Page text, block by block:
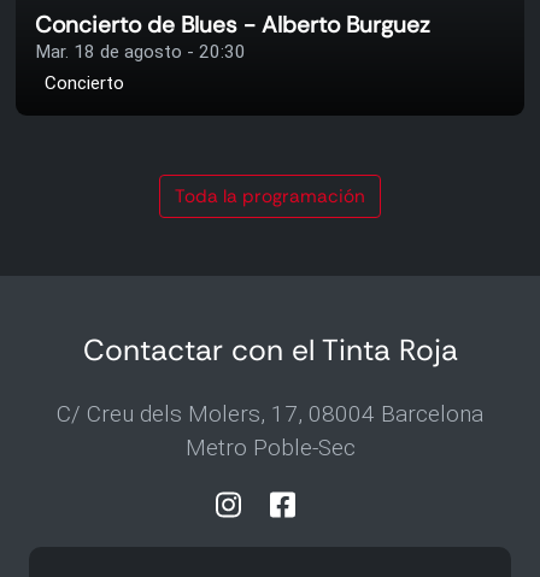
Concierto de Blues - Alberto Burguez
Mar. 18 de agosto - 20:30
Concierto
Toda la programación
Contactar con el Tinta Roja
C/ Creu dels Molers, 17, 08004 Barcelona
Metro Poble-Sec